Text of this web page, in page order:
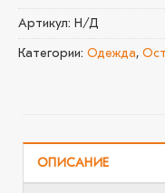
Артикул: Н/Д
Категории: Одежда,
ОПИСАНИЕ